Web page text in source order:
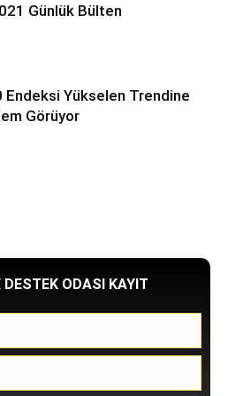
Günlük Bülten
Endeksi Yükselen Trendine
Görüyor
DESTEK ODASI KAYIT